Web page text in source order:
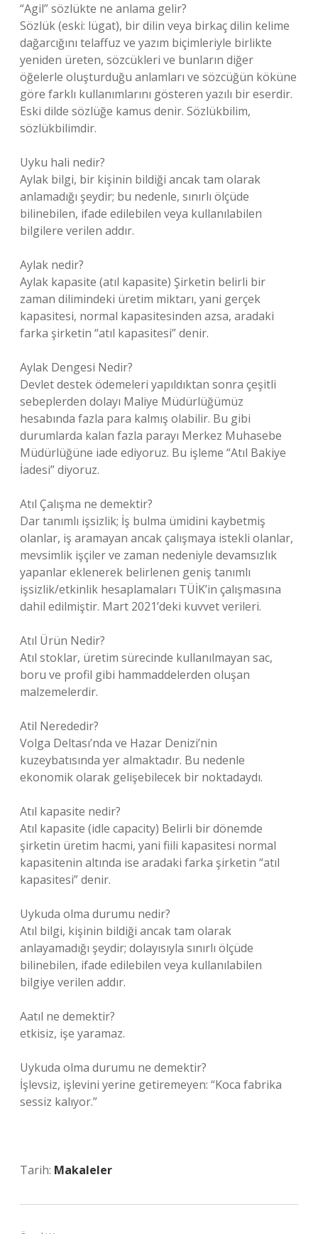
“Agil” sözlükte ne anlama gelir?
Sözlük (eski: lügat), bir dilin veya birkaç dilin kelime
dağarcığını telaffuz ve yazım biçimleriyle birlikte
yeniden üreten, sözcükleri ve bunların diğer
öğelerle oluşturduğu anlamları ve sözcüğün köküne
göre farklı kullanımlarını gösteren yazılı bir eserdir.
Eski dilde sözlüğe kamus denir. Sözlükbilim,
sözlükbilimdir.
Uyku hali nedir?
Aylak bilgi, bir kişinin bildiği ancak tam olarak
anlamadığı şeydir; bu nedenle, sınırlı ölçüde
bilinebilen, ifade edilebilen veya kullanılabilen
bilgilere verilen addır.
Aylak nedir?
Aylak kapasite (atıl kapasite) Şirketin belirli bir
zaman dilimindeki üretim miktarı, yani gerçek
kapasitesi, normal kapasitesinden azsa, aradaki
farka şirketin “atıl kapasitesi” denir.
Aylak Dengesi Nedir?
Devlet destek ödemeleri yapıldıktan sonra çeşitli
sebeplerden dolayı Maliye Müdürlüğümüz
hesabında fazla para kalmış olabilir. Bu gibi
durumlarda kalan fazla parayı Merkez Muhasebe
Müdürlüğüne iade ediyoruz. Bu işleme “Atıl Bakiye
İadesi” diyoruz.
Atıl Çalışma ne demektir?
Dar tanımlı işsizlik; İş bulma ümidini kaybetmiş
olanlar, iş aramayan ancak çalışmaya istekli olanlar,
mevsimlik işçiler ve zaman nedeniyle devamsızlık
yapanlar eklenerek belirlenen geniş tanımlı
işsizlik/etkinlik hesaplamaları TÜİK’in çalışmasına
dahil edilmiştir. Mart 2021’deki kuvvet verileri.
Atıl Ürün Nedir?
Atıl stoklar, üretim sürecinde kullanılmayan sac,
boru ve profil gibi hammaddelerden oluşan
malzemelerdir.
Atil Nerededir?
Volga Deltası’nda ve Hazar Denizi’nin
kuzeybatısında yer almaktadır. Bu nedenle
ekonomik olarak gelişebilecek bir noktadaydı.
Atıl kapasite nedir?
Atıl kapasite (idle capacity) Belirli bir dönemde
şirketin üretim hacmi, yani fiili kapasitesi normal
kapasitenin altında ise aradaki farka şirketin “atıl
kapasitesi” denir.
Uykuda olma durumu nedir?
Atıl bilgi, kişinin bildiği ancak tam olarak
anlayamadığı şeydir; dolayısıyla sınırlı ölçüde
bilinebilen, ifade edilebilen veya kullanılabilen
bilgiye verilen addır.
Aatıl ne demektir?
etkisiz, işe yaramaz.
Uykuda olma durumu ne demektir?
İşlevsiz, işlevini yerine getiremeyen: “Koca fabrika
sessiz kalıyor.”
Tarih: Makaleler